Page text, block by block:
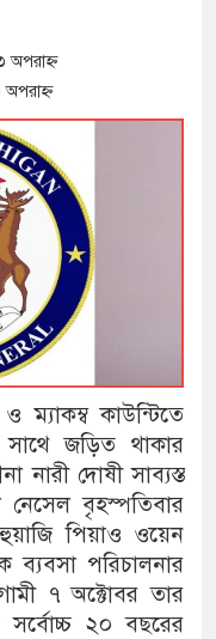
ম্যাকম্ব কাউন্টিতে
সাথে জড়িত থাকার
দোষী সাব্যস্ত
নেসেল বৃহস্পতিবার
পিয়াও ওয়েন
ব্যবসা পরিচালনার
৭ অক্টোবর তার
সর্বোচ্চ ২০ বছরের